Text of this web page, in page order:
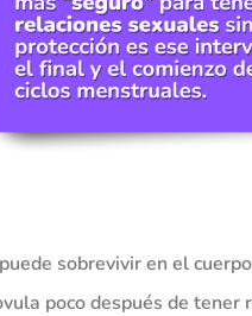
puede sobrevivir en el
poco después de